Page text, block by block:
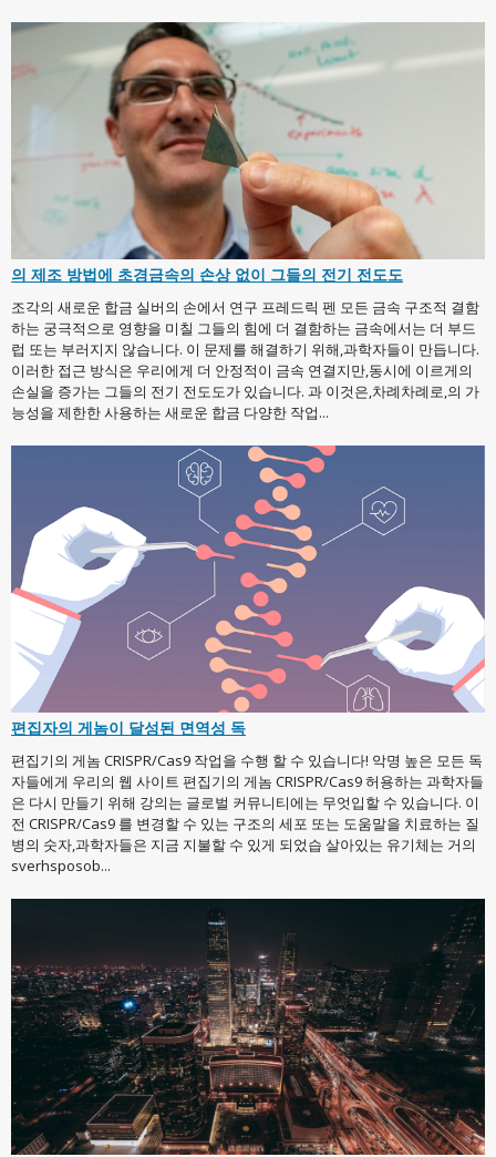
의 제조 방법에 초경금속의 손상 없이 그들의 전기 전도도
조각의 새로운 합금 실버의 손에서 연구 프레드릭 펜 모든 금속 구조적 결함
하는 궁극적으로 영향을 미칠 그들의 힘에 더 결함하는 금속에서는 더 부드
럽 또는 부러지지 않습니다. 이 문제를 해결하기 위해,과학자들이 만듭니다.
이러한 접근 방식은 우리에게 더 안정적이 금속 연결지만,동시에 이르게의
손실을 증가는 그들의 전기 전도도가 있습니다. 과 이것은,차례차례로,의 가
능성을 제한한 사용하는 새로운 합금 다양한 작업...
편집자의 게놈이 달성된 면역성 독
편집기의 게놈 CRISPR/Cas9 작업을 수행 할 수 있습니다! 악명 높은 모든 독
자들에게 우리의 웹 사이트 편집기의 게놈 CRISPR/Cas9 허용하는 과학자들
은 다시 만들기 위해 강의는 글로벌 커뮤니티에는 무엇입할 수 있습니다. 이
전 CRISPR/Cas9 를 변경할 수 있는 구조의 세포 또는 도움말을 치료하는 질
병의 숫자,과학자들은 지금 지불할 수 있게 되었습 살아있는 유기체는 거의
sverhsposob...